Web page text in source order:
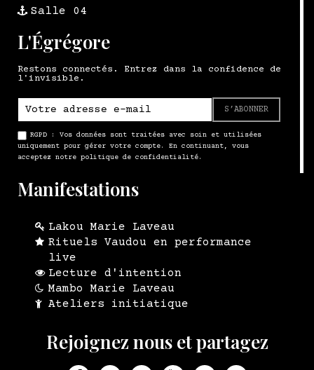
Salle 04
L'Égrégore
Restons connectés. Entrez dans la confidence de
l'invisible.
S’ABONNER
RGPD : Vos données sont traitées avec soin et utilisées
uniquement pour gérer votre compte. En continuant, vous
acceptez notre politique de confidentialité.
Manifestations
Lakou Marie Laveau
Rituels Vaudou en performance
live
Lecture d'intention
Mambo Marie Laveau
Ateliers initiatique
Rejoignez nous et partagez